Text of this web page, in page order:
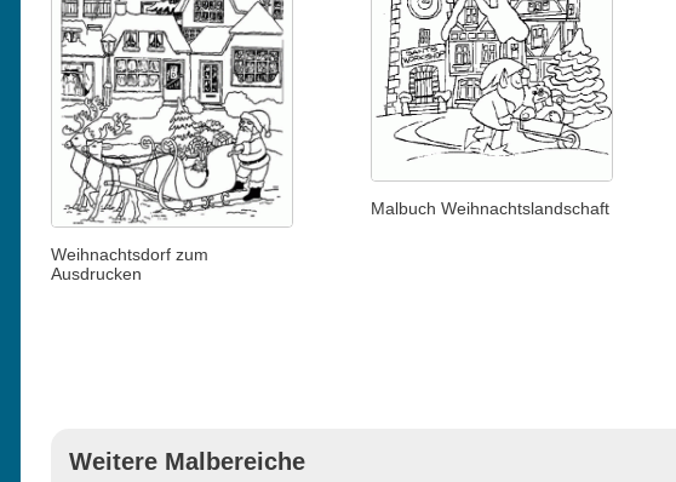
Weihnachtsdorf zum
Ausdrucken
Malbuch Weihnachtslandschaft
Weitere Malbereiche